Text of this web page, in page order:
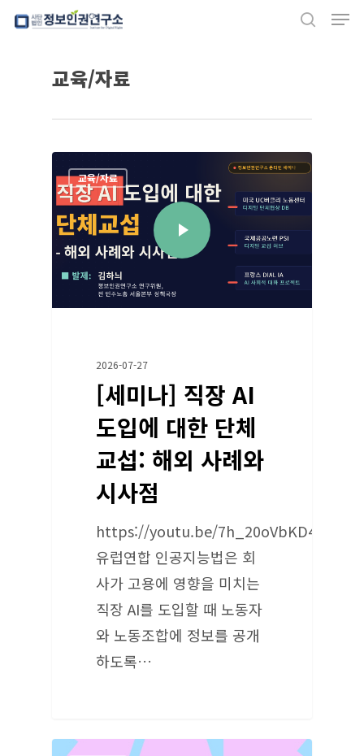
Skip
content교육/자료
교육/자료
2026-07-27
[세미나] 직장 AI
도입에 대한 단체
교섭: 해외 사례와
시사점
https://youtu.be/7h_20oVbKD4
유럽연합 인공지능법은 회
사가 고용에 영향을 미치는
직장 AI를 도입할 때 노동자
와 노동조합에 정보를 공개
하도록…